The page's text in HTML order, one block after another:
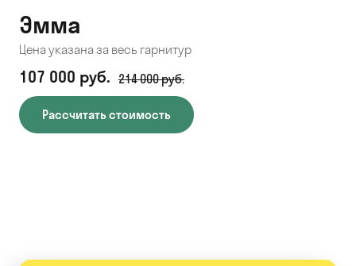
Эмма
Цена указана за весь гарнитур
107 000 руб. 214 000 руб.
Рассчитать стоимость